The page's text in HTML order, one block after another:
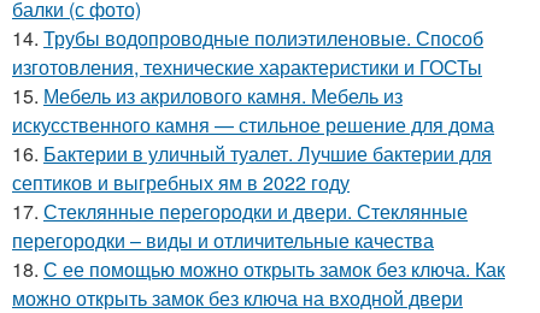
балки (с фото)
14. Трубы водопроводные полиэтиленовые. Способ
изготовления, технические характеристики и ГОСТы
15. Мебель из акрилового камня. Мебель из
искусственного камня — стильное решение для дома
16. Бактерии в уличный туалет. Лучшие бактерии для
септиков и выгребных ям в 2022 году
17. Стеклянные перегородки и двери. Стеклянные
перегородки – виды и отличительные качества
18. С ее помощью можно открыть замок без ключа. Как
можно открыть замок без ключа на входной двери